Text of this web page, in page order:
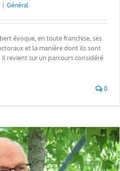
Général
évoque, en toute franchise, ses
et la manière dont ils sont
revient sur un parcours considéré
0